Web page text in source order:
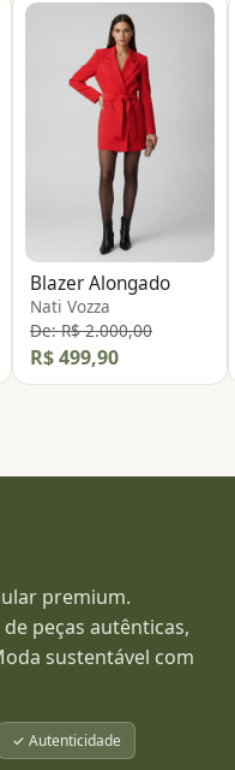
Blazer Alongado
Nati Vozza
De: R$ 2.000,00
R$ 499,90
premium.
peças autênticas,
sustentável com
✓ Autenticidade